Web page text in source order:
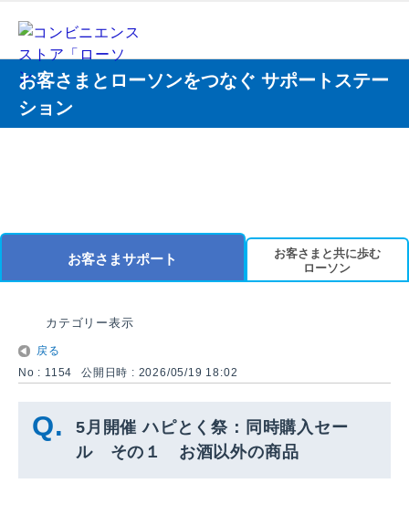
お客さまとローソンをつなぐ サポートステー
ション
お客さまサポート
お客さまと共に歩む
ローソン
カテゴリー表示
戻る
No : 1154
公開日時 : 2026/05/19 18:02
5月開催 ハピとく祭：同時購入セー
ル その１ お酒以外の商品